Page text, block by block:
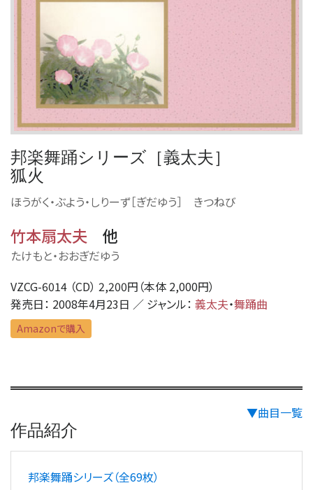
邦楽舞踊シリーズ［義太夫］
狐火
ほうがく・ぶよう・しりーず［ぎだゆう］ きつねび
竹本扇太夫 他
たけもと・おおぎだゆう
VZCG-6014 （CD） 2,200円（本体 2,000円）
発売日： 2008年4月23日 ／ ジャンル： 義太夫・舞踊曲
Amazonで購入
▼曲目一覧
作品紹介
邦楽舞踊シリーズ（全69枚）